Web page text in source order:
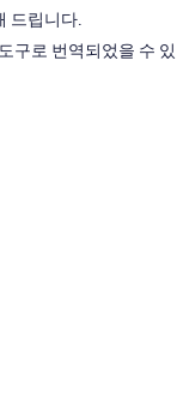
드립니다.
구로 번역되었을 수 있